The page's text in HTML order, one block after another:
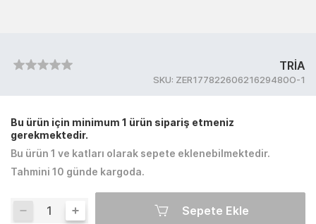
TRİA
SKU: ZER17782260621629480O-1
Bu ürün için minimum 1 ürün sipariş etmeniz
gerekmektedir.
Bu ürün 1 ve katları olarak sepete eklenebilmektedir.
Tahmini 10 günde kargoda.
Sepete Ekle